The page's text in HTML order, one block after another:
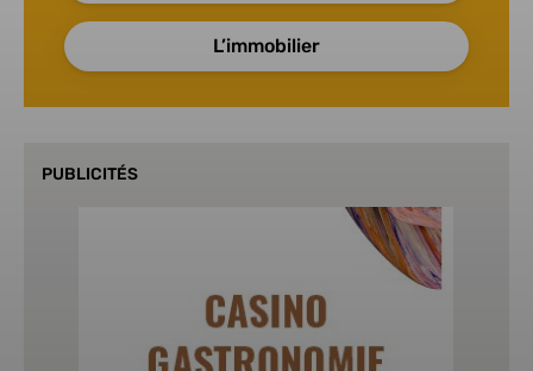
L’immobilier
PUBLICITÉS